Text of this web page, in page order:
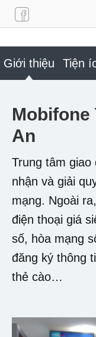
Giới thiệu Tiện
Mobifone
An
Trung tâm giao
nhận và giải
mạng. Ngoài
điện thoại giá
số, hòa mạng
đăng ký thông
thẻ cào…